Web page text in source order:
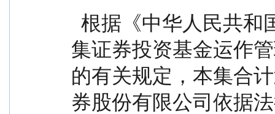
集证券投资基金运作
的有关规定，本集合
券股份有限公司依据